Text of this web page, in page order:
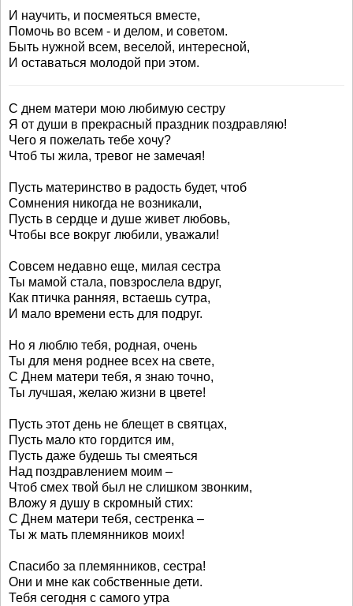
И научить, и посмеяться вместе,
Помочь во всем - и делом, и советом.
Быть нужной всем, веселой, интересной,
И оставаться молодой при этом.
С днем матери мою любимую сестру
Я от души в прекрасный праздник поздравляю!
Чего я пожелать тебе хочу?
Чтоб ты жила, тревог не замечая!
Пусть материнство в радость будет, чтоб
Сомнения никогда не возникали,
Пусть в сердце и душе живет любовь,
Чтобы все вокруг любили, уважали!
Совсем недавно еще, милая сестра
Ты мамой стала, повзрослела вдруг,
Как птичка ранняя, встаешь сутра,
И мало времени есть для подруг.
Но я люблю тебя, родная, очень
Ты для меня роднее всех на свете,
С Днем матери тебя, я знаю точно,
Ты лучшая, желаю жизни в цвете!
Пусть этот день не блещет в святцах,
Пусть мало кто гордится им,
Пусть даже будешь ты смеяться
Над поздравлением моим –
Чтоб смех твой был не слишком звонким,
Вложу я душу в скромный стих:
С Днем матери тебя, сестренка –
Ты ж мать племянников моих!
Спасибо за племянников, сестра!
Они и мне как собственные дети.
Тебя сегодня с самого утра